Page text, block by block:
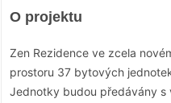
O projektu
Zen Rezidence ve zcela
prostoru 37 bytových
Jednotky budou předávány s